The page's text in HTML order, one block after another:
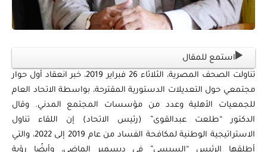
استمع للمقال
تناولت الصحف المصرية، الثلاثاء 26 فبراير 2019، خبر انعقاد أول حوار
مجتمعي حول التعديلات الدستورية المقترحة، بواسطة الاتحاد العام
للجمعيات الأهلية وعدد من مؤسسات المجتمع المدني. وقال
الدكتور “طلعت عبدالقوى” (رئيس الاتحاد) إن اللقاء تناول
الاستراتيجية الوطنية لمكافحة الفساد من عام 2019 إلى 2022، والتي
أطلقها الرئيس “السيسي” في ديسمبر الماضي، وأيضًا رؤية